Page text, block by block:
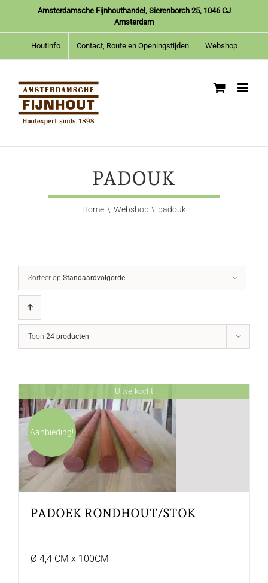
inhoud
Amsterdamsche Fijnhouthandel, Sierenborch 25, 1046 CJ
Amsterdam
Houtinfo Contact, Route en Openingstijden Webshop
PADOUK
Home Webshop padouk
Sorteer op Standaardvolgorde
Toon 24 producten
Uitverkocht
Aanbieding!
PADOEK RONDHOUT/STOK
Ø 4,4 CM x 100CM